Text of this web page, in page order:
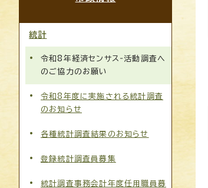
統計
令和8年経済センサス‐活動調査へ
のご協力のお願い
令和8年度に実施される統計調査
のお知らせ
各種統計調査結果のお知らせ
登録統計調査員募集
統計調査事務会計年度任用職員募